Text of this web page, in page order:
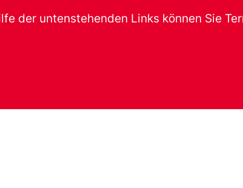
der untenstehenden Links können Sie